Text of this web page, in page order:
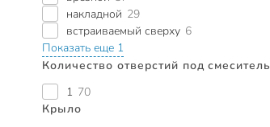
накладной 29
встраиваемый сверху 6
Показать еще 1
Количество отверстий под смеситель
1 70
Крыло